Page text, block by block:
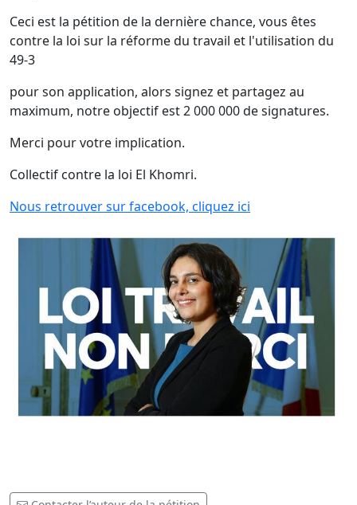
Ceci est la pétition de la dernière chance, vous êtes
contre la loi sur la réforme du travail et l'utilisation du
49-3
pour son application, alors signez et partagez au
maximum, notre objectif est 2 000 000 de signatures.
Merci pour votre implication.
Collectif contre la loi El Khomri.
Nous retrouver sur facebook, cliquez ici